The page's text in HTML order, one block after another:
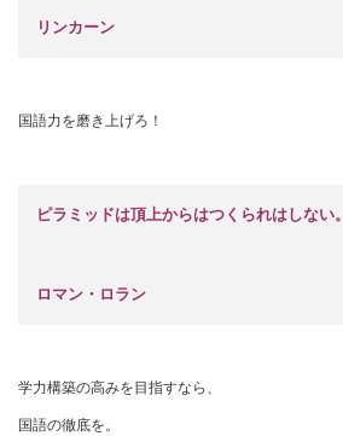
リンカーン
国語力を磨き上げろ！
ピラミッドは頂上からはつくられはしない。
ロマン・ロラン
学力構築の高みを目指すなら、
国語の徹底を。